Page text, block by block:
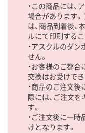
・この商品には
場合があります
は、商品到着後
ルにて印刷する
・アスクルのダ
せん。
・お客様のご都合
交換はお受けでき
・商品のご注文
際には、ご注文
す。
・ご注文後に一
けとなります。